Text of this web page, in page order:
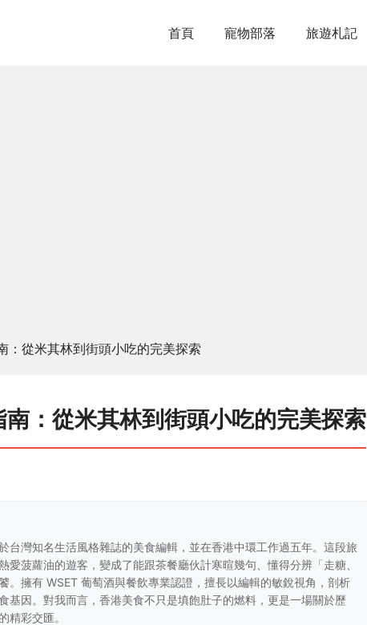
首頁 寵物部落 旅遊札記
：從米其林到街頭小吃的完美探索
：從米其林到街頭小吃的完美探索
台灣知名生活風格雜誌的美食編輯，並在香港中環工作過五年。這段旅
愛菠蘿油的遊客，變成了能跟茶餐廳伙計寒暄幾句、懂得分辨「走糖、
。擁有 WSET 葡萄酒與餐飲專業認證，擅長以編輯的敏銳視角，剖析
基因。對我而言，香港美食不只是填飽肚子的燃料，更是一場關於歷
精彩交匯。